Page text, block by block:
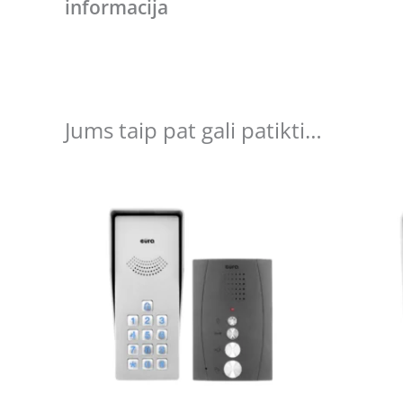
informacija
Jums taip pat gali patikti…